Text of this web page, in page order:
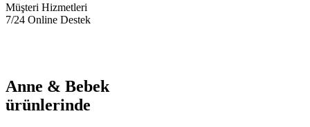
Müşteri Hizmetleri
7/24 Online Destek
Anne & Bebek
ürünlerinde